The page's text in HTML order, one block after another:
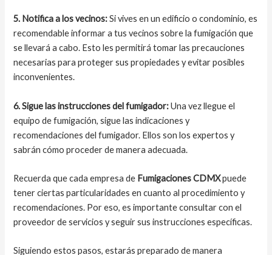
5. Notifica a los vecinos:Si vives en un edificio o condominio, es
recomendable informar a tus vecinos sobre la fumigación que
se llevará a cabo. Esto les permitirá tomar las precauciones
necesarias para proteger sus propiedades y evitar posibles
inconvenientes.
6. Sigue las instrucciones del fumigador:Una vez llegue el
equipo de fumigación, sigue las indicaciones y
recomendaciones del fumigador. Ellos son los expertos y
sabrán cómo proceder de manera adecuada.
Recuerda que cada empresa de Fumigaciones CDMXpuede
tener ciertas particularidades en cuanto al procedimiento y
recomendaciones. Por eso, es importante consultar con el
proveedor de servicios y seguir sus instrucciones específicas.
Siguiendo estos pasos, estarás preparado de manera